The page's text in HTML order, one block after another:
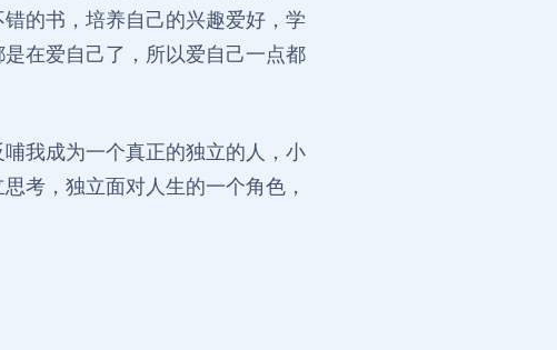
的书，培养自己的兴趣爱好，学
在爱自己了，所以爱自己一点都
我成为一个真正的独立的人，小
考，独立面对人生的一个角色，